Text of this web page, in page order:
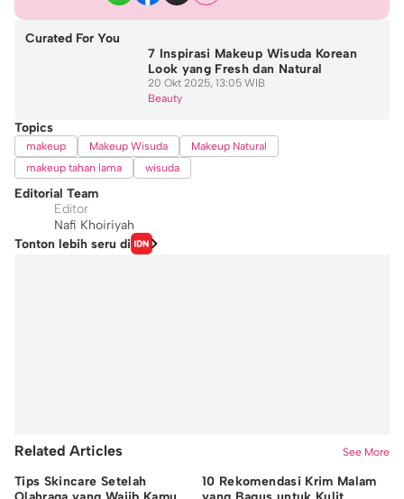
Curated For You
7 Inspirasi Makeup Wisuda Korean
Look yang Fresh dan Natural
20 Okt 2025, 13:05 WIB
Beauty
Topics
makeup Makeup Wisuda
Makeup Natural
makeup tahan lama
wisuda
Editorial Team
Editor
Nafi Khoiriyah
Tonton lebih seru di
Related Articles See More
Tips Skincare Setelah
10 Rekomendasi Krim Malam